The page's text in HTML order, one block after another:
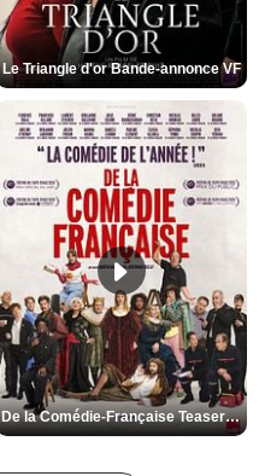
Le Triangle d'or Bande-annonce VF
De la Comédie-Française Teaser VF